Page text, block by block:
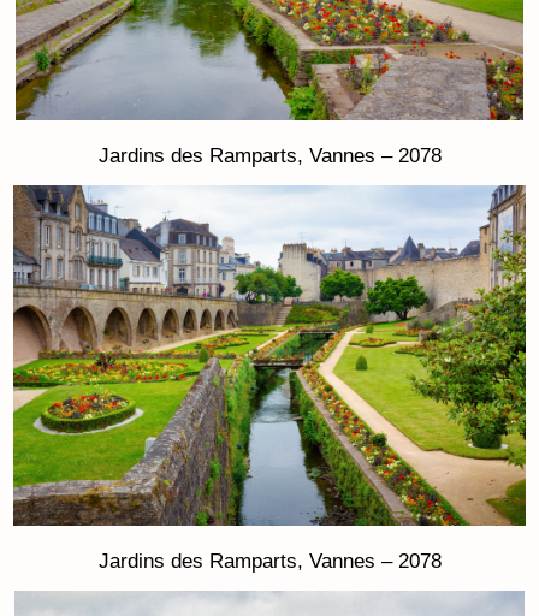
Jardins des Ramparts, Vannes – 2078
Jardins des Ramparts, Vannes – 2078